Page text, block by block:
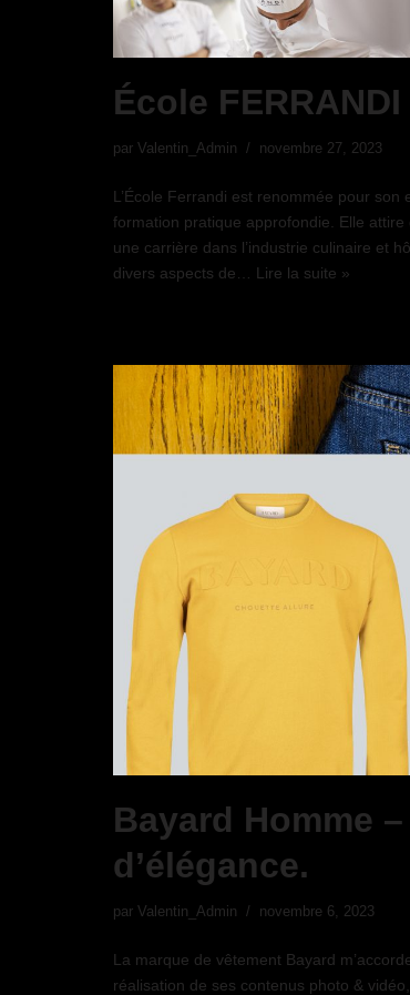
École
par Valentin_Admin novembre 27, 2023
L’École Ferrandi est renommée pour
formation pratique approfondie. Elle
une carrière dans l’industrie culinaire et
divers aspects de… Lire la suite »
Bayard Homme
d’élégance.
par Valentin_Admin novembre 6, 2023
La marque de vêtement Bayard
réalisation de ses contenus photo &